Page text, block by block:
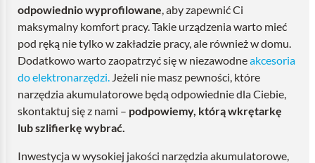
odpowiednio wyprofilowane, aby zapewnić Ci
maksymalny komfort pracy. Takie urządzenia warto mieć
pod ręką nie tylko w zakładzie pracy, ale również w domu.
Dodatkowo warto zaopatrzyć się w niezawodneakcesoria
do elektronarzędzi. Jeżeli nie masz pewności, które
narzędzia akumulatorowe będą odpowiednie dla Ciebie,
skontaktuj się z nami – podpowiemy, którą wkrętarkę
lub szlifierkę wybrać.
Inwestycja w wysokiej jakości narzędzia akumulatorowe,